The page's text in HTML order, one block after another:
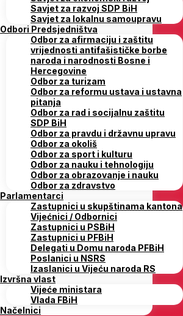
Savjet za razvoj SDP BiH
Savjet za lokalnu samoupravu
Odbori Predsjedništva
Odbor za afirmaciju i zaštitu
vrijednosti antifašističke borbe
naroda i narodnosti Bosne i
Hercegovine
Odbor za turizam
Odbor za reformu ustava i ustavna
pitanja
Odbor za rad i socijalnu zaštitu
SDP BiH
Odbor za pravdu i državnu upravu
Odbor za okoliš
Odbor za sport i kulturu
Odbor za nauku i tehnologiju
Odbor za obrazovanje i nauku
Odbor za zdravstvo
Parlamentarci
Zastupnici u skupštinama kantona
Vijećnici / Odbornici
Zastupnici u PSBiH
Zastupnici u PFBiH
Delegati u Domu naroda PFBiH
Poslanici u NSRS
Izaslanici u Vijeću naroda RS
Izvršna vlast
Vijeće ministara
Vlada FBiH
Načelnici